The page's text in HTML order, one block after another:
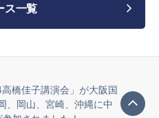
ス一覧
橋佳子講演会」が大阪国
、岡山、宮崎、沖縄に中